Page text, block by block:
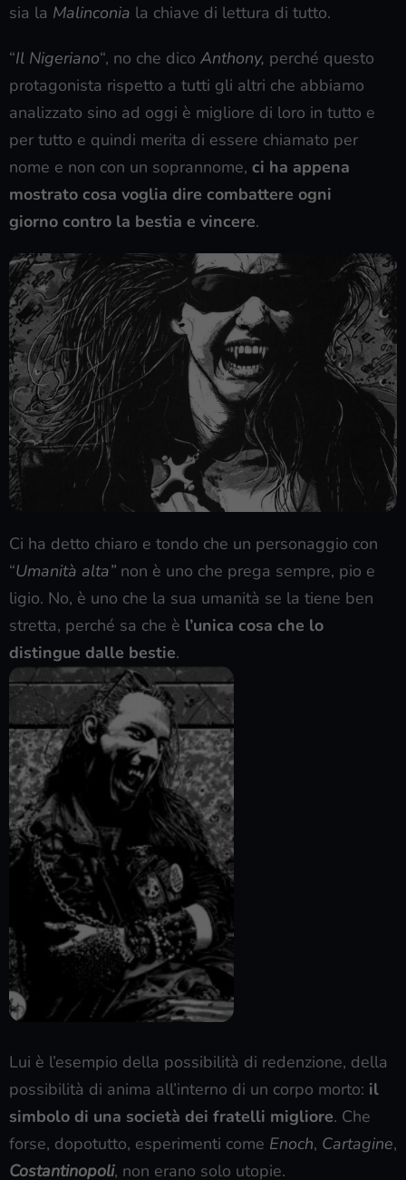
sia la Malinconia la chiave di lettura di tutto.
“Il Nigeriano“, no che dico Anthony, perché questo
protagonista rispetto a tutti gli altri che abbiamo
analizzato sino ad oggi è migliore di loro in tutto e
per tutto e quindi merita di essere chiamato per
nome e non con un soprannome, ci ha appena
mostrato cosa voglia dire combattere ogni
giorno contro la bestia e vincere.
Ci ha detto chiaro e tondo che un personaggio con
“Umanità alta” non è uno che prega sempre, pio e
ligio. No, è uno che la sua umanità se la tiene ben
stretta, perché sa che è l’unica cosa che lo
distingue dalle bestie.
Lui è l’esempio della possibilità di redenzione, della
possibilità di anima all’interno di un corpo morto: il
simbolo di una società dei fratelli migliore. Che
forse, dopotutto, esperimenti come Enoch, Cartagine,
Costantinopoli, non erano solo utopie.